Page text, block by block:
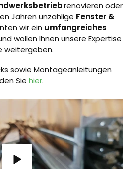
renovieren oder
Jahren unzählige Fenster &
wir ein umfangreiches
wollen Ihnen unsere Expertise
weitergeben.
sowie Montageanleitungen
Sie hier.